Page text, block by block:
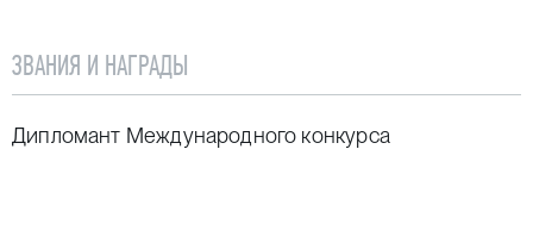
ЗВАНИЯ И НАГРАДЫ
Дипломант Международного конкурса